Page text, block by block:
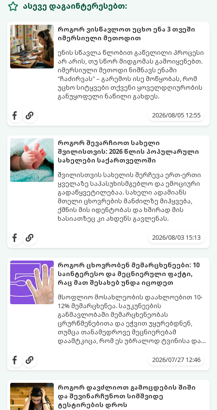
ასევე დაგაინტერესებთ:
როგორ ვისწავლოთ უცხო ენა 3 თვეში
იმერსიული მეთოდით
ენის სწავლა წლობით გაწელილი პროცესი
არ არის, თუ სწორ მიდგომას გამოიყენებთ.
იმერსიული მეთოდი ნიშნავს ენაში
"ჩაძირვას" – გარემოს ისე მოწყობას, რომ
უცხო სიტყვები თქვენი ყოველდღიურობის
განუყოფელი ნაწილი გახდეს.
3 თვეში მნიშვნელოვან პროგრესს
2026/08/05 12:55
როგორ შევარჩიოთ სახელი
შვილისთვის: 2026 წლის პოპულარული
სახელები საქართველოში
შვილისთვის სახელის შერჩევა ერთ-ერთი
ყველაზე საპასუხისმგებლო და ემოციური
გადაწყვეტილებაა. სახელი ადამიანს
მთელი ცხოვრების მანძილზე მიჰყვება,
ქმნის მის იდენტობას და ხშირად მის
ხასიათზეც კი ახდენს გავლენას.
საგრძნობლად შეიცვალა: ტრადიციულ და
ჟღერად და თანამედროვე სახელებს.
2026/08/03 15:13
როგორ ცხოვრობენ მემარცხენეები: 10
საინტერესო და მეცნიერული ფაქტი,
რაც მათ შესახებ უნდა იცოდეთ
მსოფლიო მოსახლეობის დაახლოებით 10-
12% მემარცხენეა. საუკუნეების
განმავლობაში მემარცხენეობას
ცრურწმენებითა და ეჭვით უყურებდნენ,
თუმცა თანამედროვე მეცნიერებამ
დაამტკიცა, რომ ეს უბრალოდ ტვინისა და
ფაქტს იმის შესახებ, თუ როგორ მუშაობს
მათ ყოველდღიურ ცხოვრებაში.
2026/07/27 12:46
როგორ დავძლიოთ გამოცდების შიში
და შევინარჩუნოთ სიმშვიდე
ტესტირების დროს